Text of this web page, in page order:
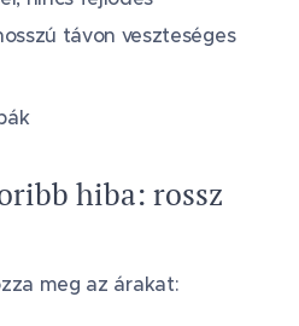
távon veszteséges
hiba: rossz
meg az árakat: